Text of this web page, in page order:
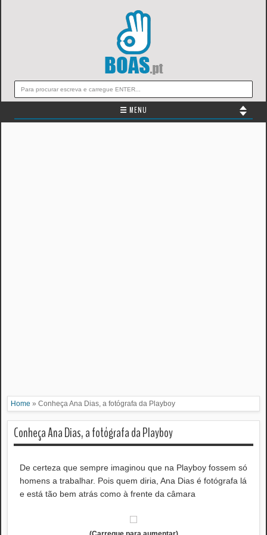
☰ MENU
Home » Conheça Ana Dias, a fotógrafa da Playboy
Conheça Ana Dias, a fotógrafa da Playboy
De certeza que sempre imaginou que na Playboy fossem só
homens a trabalhar. Pois quem diria, Ana Dias é fotógrafa lá
e está tão bem atrás como à frente da câmara